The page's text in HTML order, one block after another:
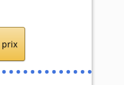
prix